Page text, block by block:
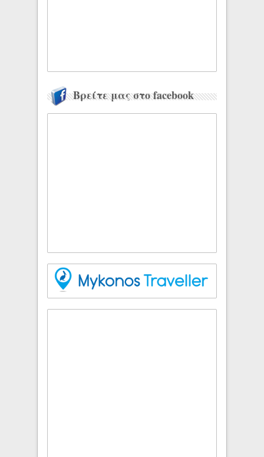
Βρείτε μας στο facebook